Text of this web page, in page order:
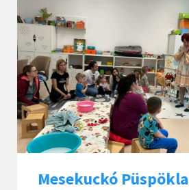
Mesekuckó